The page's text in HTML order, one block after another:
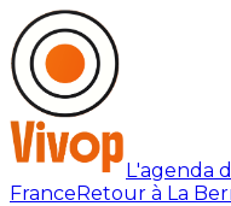
L'agenda
FranceRetour à La